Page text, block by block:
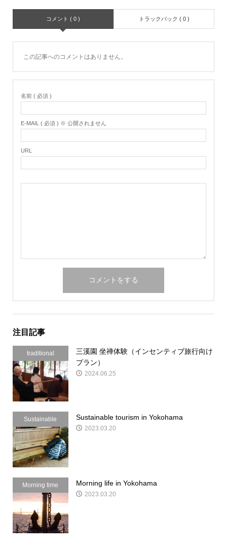
コメント ( 0 ) トラックバック ( 0 )
この記事へのコメントはありません。
名前 ( 必須 )
E-MAIL ( 必須 ) ※ 公開されません
URL
注目記事
traditional
三溪園 坐禅体験（インセンティブ旅行向け
プラン）
2024.06.25
Sustainable Sustainable tourism in Yokohama
2023.03.20
Morning time Morning life in Yokohama
2023.03.20